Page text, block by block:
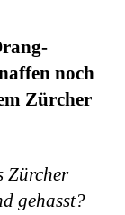
noch
Zürcher
Zürcher
gehasst?